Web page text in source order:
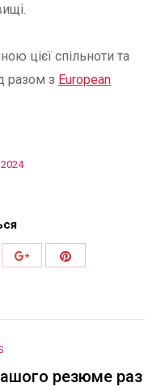
цієї спільноти та
разом з European
Share
Share
резюме раз